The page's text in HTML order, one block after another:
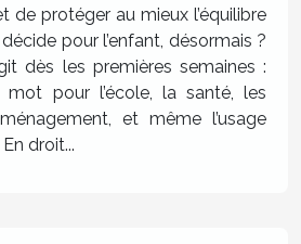
de protéger au mieux l’équilibre
pour l’enfant, désormais ?
dès les premières semaines :
pour l’école, la santé, les
et même l’usage
droit...